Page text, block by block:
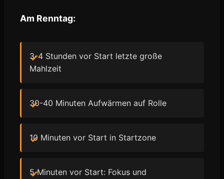
Am Renntag:
3-4 Stunden vor Start letzte große
Mahlzeit
30-40 Minuten Aufwärmen auf Rolle
10 Minuten vor Start in Startzone
5 Minuten vor Start: Fokus und